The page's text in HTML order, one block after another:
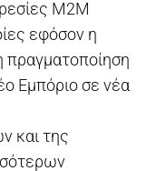
M2M
εφόσον η
πραγματοποίηση
Εμπόριο σε νέα
και της